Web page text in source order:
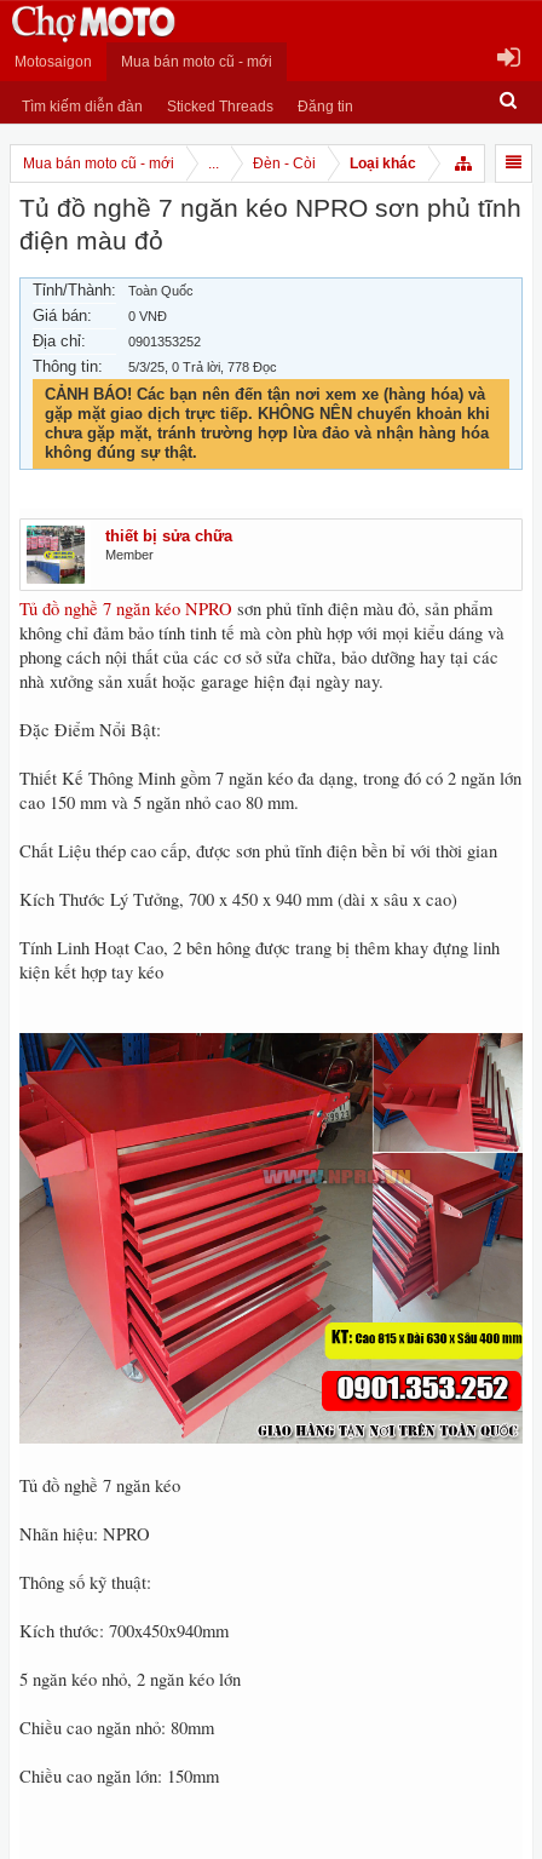
Motosaigon Mua bán moto cũ - mới
Tìm kiếm diễn đàn Sticked Threads Đăng tin
Mua bán moto cũ - mới ... Đèn - Còi Loại khác
Tủ đồ nghề 7 ngăn kéo NPRO sơn phủ tĩnh
điện màu đỏ
Tỉnh/Thành: Toàn Quốc
Giá bán: 0 VNĐ
Địa chỉ: 0901353252
Thông tin: 5/3/25 , 0 Trả lời, 778 Đọc
CẢNH BÁO! Các bạn nên đến tận nơi xem xe (hàng hóa) và
gặp mặt giao dịch trực tiếp. KHÔNG NÊN chuyển khoản khi
chưa gặp mặt, tránh trường hợp lừa đảo và nhận hàng hóa
không đúng sự thật.
thiết bị sửa chữa
Member
Tủ đồ nghề 7 ngăn kéo NPRO sơn phủ tĩnh điện màu đỏ, sản phẩm
không chỉ đảm bảo tính tinh tế mà còn phù hợp với mọi kiểu dáng và
phong cách nội thất của các cơ sở sửa chữa, bảo dưỡng hay tại các
nhà xưởng sản xuất hoặc garage hiện đại ngày nay.
Đặc Điểm Nổi Bật:
Thiết Kế Thông Minh gồm 7 ngăn kéo đa dạng, trong đó có 2 ngăn lớn
cao 150 mm và 5 ngăn nhỏ cao 80 mm.
Chất Liệu thép cao cấp, được sơn phủ tĩnh điện bền bỉ với thời gian
Kích Thước Lý Tưởng, 700 x 450 x 940 mm (dài x sâu x cao)
Tính Linh Hoạt Cao, 2 bên hông được trang bị thêm khay đựng linh
kiện kết hợp tay kéo
Tủ đồ nghề 7 ngăn kéo
Nhãn hiệu: NPRO
Thông số kỹ thuật:
Kích thước: 700x450x940mm
5 ngăn kéo nhỏ, 2 ngăn kéo lớn
Chiều cao ngăn nhỏ: 80mm
Chiều cao ngăn lớn: 150mm